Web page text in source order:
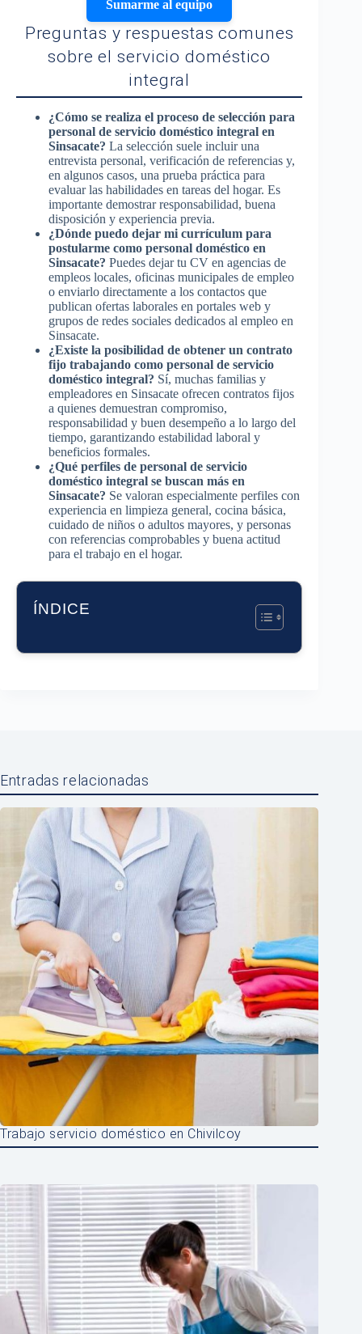
Sumarme al equipo
Preguntas y respuestas comunes
sobre el servicio doméstico
integral
¿Cómo se realiza el proceso de selección para
personal de servicio doméstico integral en
Sinsacate? La selección suele incluir una
entrevista personal, verificación de referencias y,
en algunos casos, una prueba práctica para
evaluar las habilidades en tareas del hogar. Es
importante demostrar responsabilidad, buena
disposición y experiencia previa.
¿Dónde puedo dejar mi currículum para
postularme como personal doméstico en
Sinsacate? Puedes dejar tu CV en agencias de
empleos locales, oficinas municipales de empleo
o enviarlo directamente a los contactos que
publican ofertas laborales en portales web y
grupos de redes sociales dedicados al empleo en
Sinsacate.
¿Existe la posibilidad de obtener un contrato
fijo trabajando como personal de servicio
doméstico integral? Sí, muchas familias y
empleadores en Sinsacate ofrecen contratos fijos
a quienes demuestran compromiso,
responsabilidad y buen desempeño a lo largo del
tiempo, garantizando estabilidad laboral y
beneficios formales.
¿Qué perfiles de personal de servicio
doméstico integral se buscan más en
Sinsacate? Se valoran especialmente perfiles con
experiencia en limpieza general, cocina básica,
cuidado de niños o adultos mayores, y personas
con referencias comprobables y buena actitud
para el trabajo en el hogar.
ÍNDICE
Entradas relacionadas
Trabajo servicio doméstico en Chivilcoy